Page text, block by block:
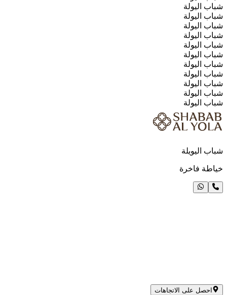
شباب اليولة
شباب اليولة
شباب اليولة
شباب اليولة
شباب اليولة
شباب اليولة
شباب اليولة
شباب اليولة
شباب اليولة
شباب اليولة
شباب اليولة
شباب اليويلة
خياطة فاخرة
احصل على الاتجاهات